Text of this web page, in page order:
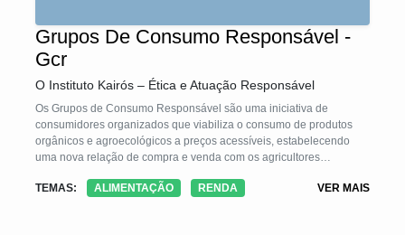
Grupos De Consumo Responsável -
Gcr
O Instituto Kairós – Ética e Atuação Responsável
Os Grupos de Consumo Responsável são uma iniciativa de
consumidores organizados que viabiliza o consumo de produtos
orgânicos e agroecológicos a preços acessíveis, estabelecendo
uma nova relação de compra e venda com os agricultores
dois atores, fortalecendo os circuitos curtos de comercialização.
TEMAS: ALIMENTAÇÃO RENDA VER MAIS